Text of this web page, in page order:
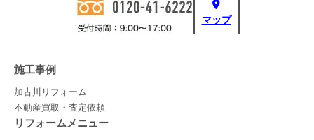
マップ
施工事例
加古川リフォーム
不動産買取・査定依頼
リフォームメニュー